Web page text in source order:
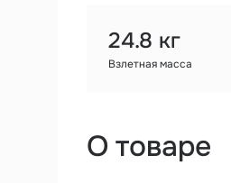
24.8 кг
Взлетная масса
О товаре